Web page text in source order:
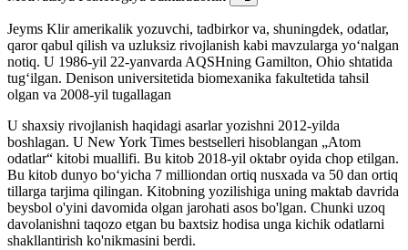
Jeyms Klir amerikalik yozuvchi, tadbirkor va, shuningdek, odatlar,
qaror qabul qilish va uzluksiz rivojlanish kabi mavzularga yoʻnalgan
notiq. U 1986-yil 22-yanvarda AQSHning Gamilton, Ohio shtatida
tugʻilgan. Denison universitetida biomexanika fakultetida tahsil
olgan va 2008-yil tugallagan
U shaxsiy rivojlanish haqidagi asarlar yozishni 2012-yilda
boshlagan. U New York Times bestselleri hisoblangan „Atom
odatlar“ kitobi muallifi. Bu kitob 2018-yil oktabr oyida chop etilgan.
Bu kitob dunyo boʻyicha 7 milliondan ortiq nusxada va 50 dan ortiq
tillarga tarjima qilingan. Kitobning yozilishiga uning maktab davrida
beysbol o'yini davomida olgan jarohati asos bo'lgan. Chunki uzoq
davolanishni taqozo etgan bu baxtsiz hodisa unga kichik odatlarni
shakllantirish ko'nikmasini berdi.